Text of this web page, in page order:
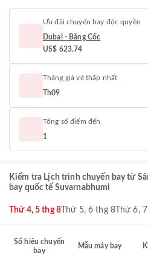
Ưu đãi chuyến bay độc quyền
Dubai - Băng Cốc
US$ 623.74
Tháng giá vé thấp nhất
Th09
Tổng số điểm đến
1
Kiểm tra Lịch trình chuyến bay từ
bay quốc tế Suvarnabhumi
Thứ 4, 5 thg 8Thứ 5, 6 thg 8Thứ 6,
Số hiệu chuyến
bay
Mẫu máy bay